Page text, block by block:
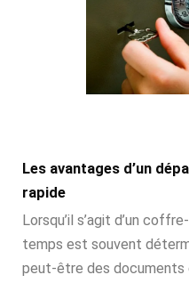
Les avantages d’un
rapide
Lorsqu’il s’agit d’un
temps est souvent
peut-être des documents